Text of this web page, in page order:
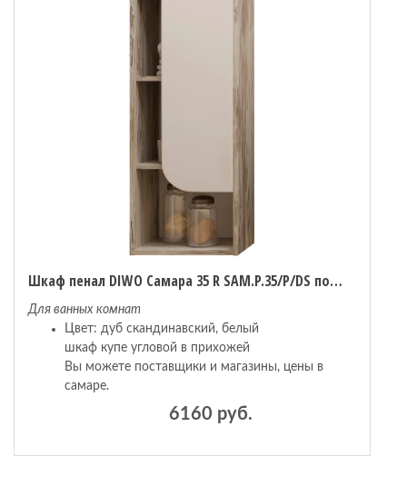
Шкаф пенал DIWO Самара 35 R SAM.P.35/P/DS подвесной Дуб скандинавский
Для ванных комнат
Цвет: дуб скандинавский, белый
шкаф купе угловой в прихожей
Вы можете поставщики и магазины, цены в
самаре.
6160 руб.